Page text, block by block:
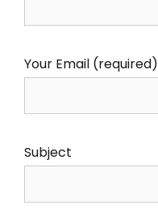
Your Email (required)
Subject